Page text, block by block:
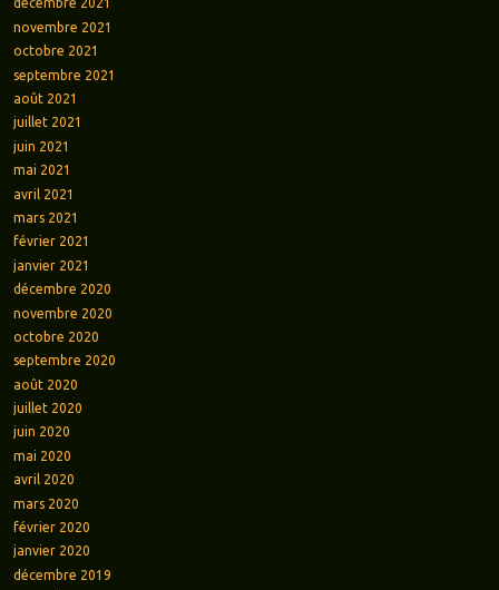
décembre 2021
novembre 2021
octobre 2021
septembre 2021
août 2021
juillet 2021
juin 2021
mai 2021
avril 2021
mars 2021
février 2021
janvier 2021
décembre 2020
novembre 2020
octobre 2020
septembre 2020
août 2020
juillet 2020
juin 2020
mai 2020
avril 2020
mars 2020
février 2020
janvier 2020
décembre 2019